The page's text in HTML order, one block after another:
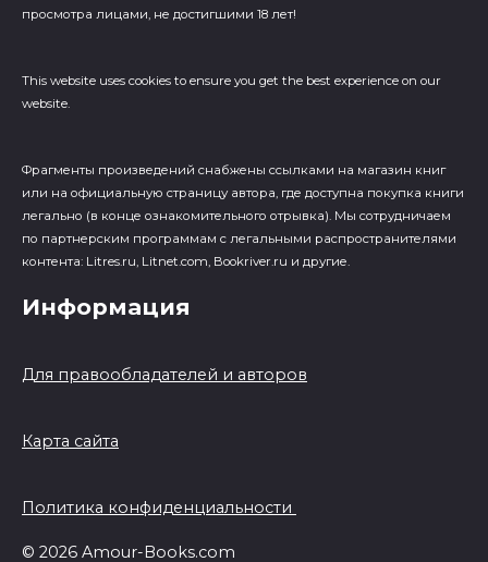
просмотра лицами, не достигшими 18 лет!
This website uses cookies to ensure you get the best experience on our
website.
Фрагменты произведений cнабжены ссылками на магазин книг
или на официальную страницу автора, где доступна покупка книги
легально (в конце ознакомительного отрывка). Мы сотрудничаем
по партнерским программам с легальными распространителями
контента: Litres.ru, Litnet.com, Bookriver.ru и другие.
Информация
Для правообладателей и авторов
Карта сайта
Политика конфиденциальности
© 2026 Amour-Books.com